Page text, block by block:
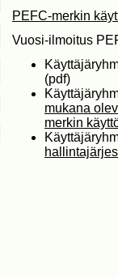
PEFC-merkin
Vuosi-ilmoitus
(pdf)
mukana
merkin